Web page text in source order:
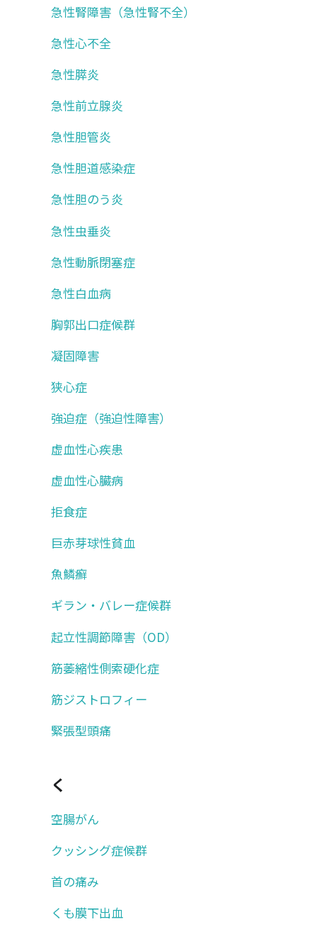
急性腎障害（急性腎不全）
急性心不全
急性膵炎
急性前立腺炎
急性胆管炎
急性胆道感染症
急性胆のう炎
急性虫垂炎
急性動脈閉塞症
急性白血病
胸郭出口症候群
凝固障害
狭心症
強迫症（強迫性障害）
虚血性心疾患
虚血性心臓病
拒食症
巨赤芽球性貧血
魚鱗癬
ギラン・バレー症候群
起立性調節障害（OD）
筋萎縮性側索硬化症
筋ジストロフィー
緊張型頭痛
く
空腸がん
クッシング症候群
首の痛み
くも膜下出血